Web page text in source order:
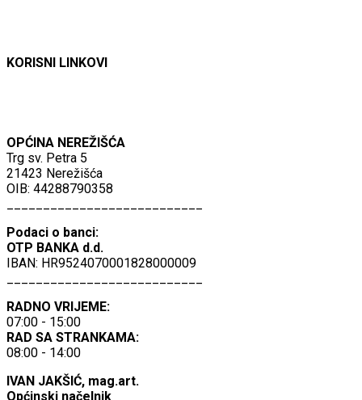
KORISNI LINKOVI
OPĆINA NEREŽIŠĆA
Trg sv. Petra 5
21423 Nerežišća
OIB: 44288790358
Podaci o banci:
OTP BANKA d.d.
IBAN: HR9524070001828000009
RADNO VRIJEME:
07:00 - 15:00
RAD SA STRANKAMA:
08:00 - 14:00
IVAN JAKŠIĆ, mag.art.
Općinski načelnik